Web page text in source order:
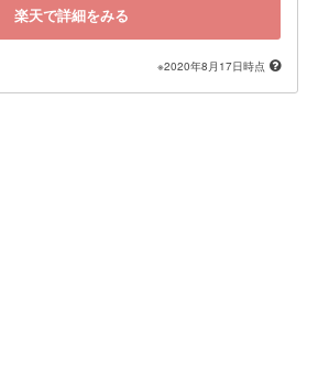
楽天で詳細をみる
※2020年8月17日時点